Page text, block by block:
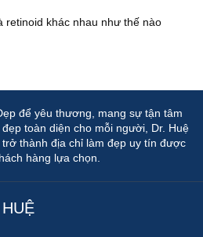
retinoid khác nhau như thế nào
để yêu thương, mang sự tận tâm
toàn diện cho mỗi người, Dr. Huệ
trở thành địa chỉ làm đẹp uy tín được
hàng lựa chọn.